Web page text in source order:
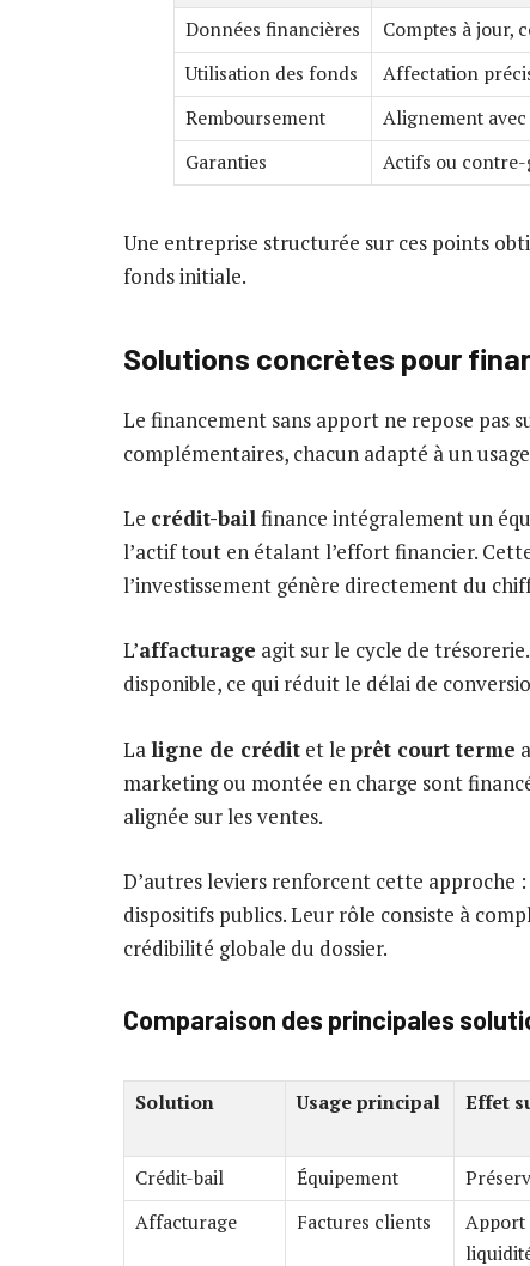
Données financières
Comptes à jour,
Utilisation des fonds
Affectation
Remboursement
Alignement avec
Garanties
Actifs ou contre-
Une entreprise structurée sur ces points
fonds initiale.
Solutions concrètes pour
Le financement sans apport ne repose pas
complémentaires, chacun adapté à un
Le crédit-bailfinance intégralement un
l’actif tout en étalant l’effort financier.
l’investissement génère directement du
L’affacturage agit sur le cycle de
disponible, ce qui réduit le délai de
La ligne de crédit et le prêt court terme
marketing ou montée en charge sont
alignée sur les ventes.
D’autres leviers renforcent cette
dispositifs publics. Leur rôle consiste à
crédibilité globale du dossier.
Comparaison des principales
Solution Usage principal Effet
Crédit-bail
Équipement
Affacturage
Factures clients
Apport